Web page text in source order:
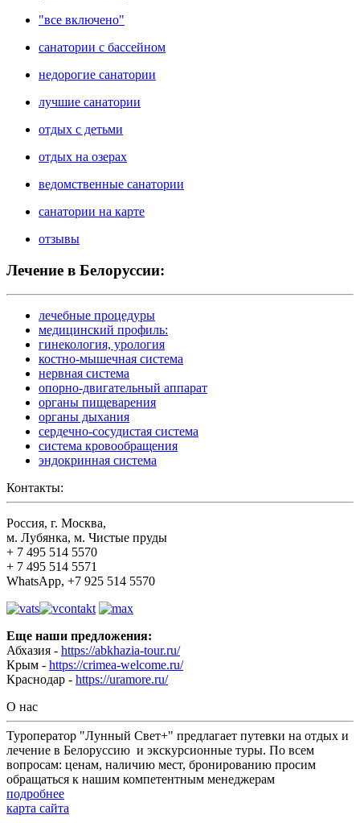
"все включено"
санатории с бассейном
недорогие санатории
лучшие санатории
отдых с детьми
отдых на озерах
ведомственные санатории
санатории на карте
отзывы
Лечение в Белоруссии:
лечебные процедуры
медицинский профиль:
гинекология, урология
костно-мышечная система
нервная система
опорно-двигательный аппарат
органы пищеварения
органы дыхания
сердечно-сосудистая система
система кровообращения
эндокринная система
Контакты:
Россия, г. Москва,
м. Лубянка, м. Чистые пруды
+ 7 495 514 5570
+ 7 495 514 5571
WhatsApp, +7 925 514 5570
Еще наши предложения:
Абхазия - https://abkhazia-tour.ru/
Крым - https://crimea-welcome.ru/
Краснодар - https://uramore.ru/
О нас
Туроператор "Лунный Свет+" предлагает путевки на отдых и
лечение в Белоруссию и экскурсионные туры. По всем
вопросам: ценам, наличию мест, бронированию просим
обращаться к нашим компетентным менеджерам
подробнее
карта сайта